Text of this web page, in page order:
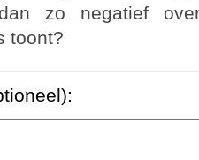
zo negatief
toont?